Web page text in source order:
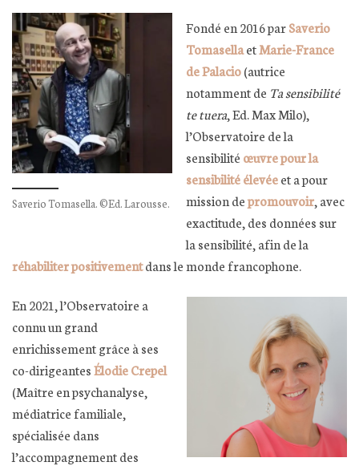
Saverio Tomasella. ©Ed. Larousse.
Fondé en 2016 parSaverio
TomasellaetMarie-France
de Palacio(autrice
notamment de Ta sensibilité
te tuera, Ed. Max Milo),
l’Observatoire de la
sensibilité œuvre pour la
sensibilité élevéeet a pour
mission depromouvoir, avec
exactitude, des données sur
la sensibilité, afin de la
réhabiliter positivementdans le monde francophone.
En 2021, l’Observatoire a
connu un grand
enrichissement grâce à ses
co-dirigeantesÉlodie Crepel
(Maître en psychanalyse,
médiatrice familiale,
spécialisée dans
l’accompagnement des